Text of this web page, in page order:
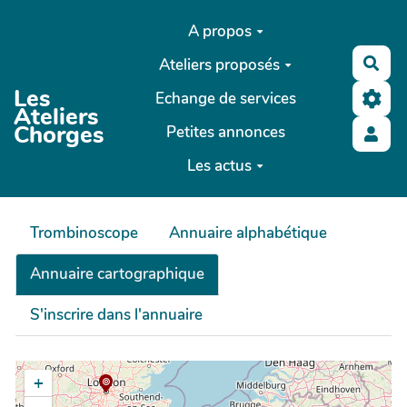
Aller au contenu principal
Les
Ateliers
Chorges
A propos
Ateliers proposés
Echange de services
Petites annonces
Les actus
Trombinoscope
Annuaire alphabétique
Annuaire cartographique
S'inscrire dans l'annuaire
+